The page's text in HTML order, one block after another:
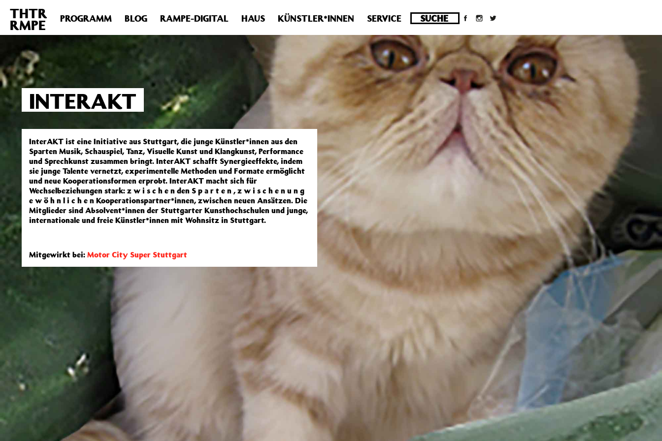
Deprecated : Die Funktion post_permalink ist seit Version 4.4.0 veraltet! Verwende stattdessen get_permalink(). in /homepages/10/d43051023/htdocs/wordpress/wp-
includes/functions.phpon line6031
THTR
RMPE PROGRAMM BLOG RAMPE-DIGITAL HAUS KÜNSTLER*INNEN SERVICE
INTERAKT
InterAKT ist eine Initiative aus Stuttgart, die junge Künstler*innen aus den
Sparten Musik, Schauspiel, Tanz, Visuelle Kunst und Klangkunst, Performance
und Sprechkunst zusammen bringt. InterAKT schafft Synergieeffekte, indem
sie junge Talente vernetzt, experimentelle Methoden und Formate ermöglicht
und neue Kooperationsformen erprobt. InterAKT macht sich für
Wechselbeziehungen stark: z w i s c h e n den S p a r t e n , z w i s c h e n u n g
e w ö h n l i c h e n Kooperationspartner*innen, zwischen neuen Ansätzen. Die
Mitglieder sind Absolvent*innen der Stuttgarter Kunsthochschulen und junge,
internationale und freie Künstler*innen mit Wohnsitz in Stuttgart.
Mitgewirkt bei: Motor City Super Stuttgart